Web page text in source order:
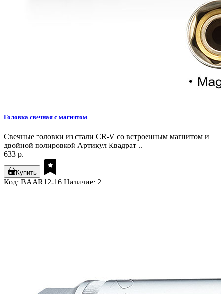
Головка свечная с магнитом
Свечные головки из стали CR-V со встроенным магнитом и
двойной полировкой Артикул Квадрат ..
633 р.
Купить
Код: BAAR12-16 Наличие: 2